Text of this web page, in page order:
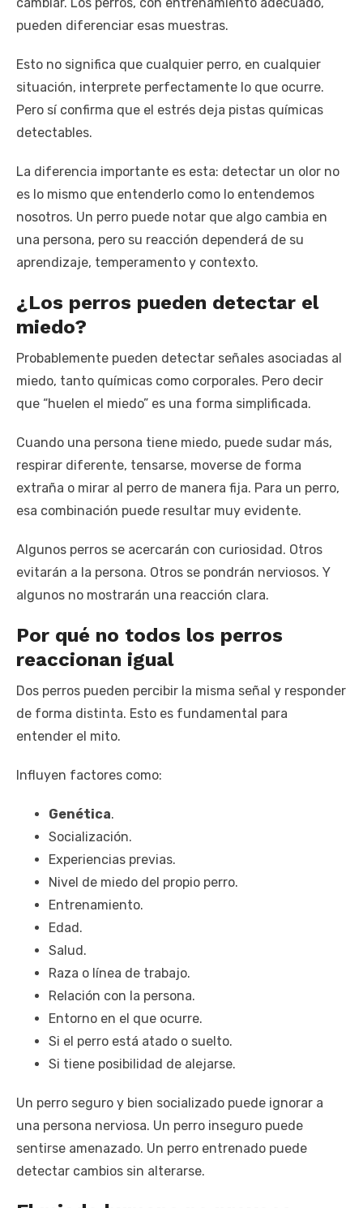
pueden diferenciar esas muestras.
Esto no significa que cualquier perro, en cualquier
situación, interprete perfectamente lo que ocurre.
Pero sí confirma que el estrés deja pistas químicas
detectables.
La diferencia importante es esta: detectar un olor no
es lo mismo que entenderlo como lo entendemos
nosotros. Un perro puede notar que algo cambia en
una persona, pero su reacción dependerá de su
aprendizaje, temperamento y contexto.
¿Los perros pueden detectar el
miedo?
Probablemente pueden detectar señales asociadas al
miedo, tanto químicas como corporales. Pero decir
que “huelen el miedo” es una forma simplificada.
Cuando una persona tiene miedo, puede sudar más,
respirar diferente, tensarse, moverse de forma
extraña o mirar al perro de manera fija. Para un perro,
esa combinación puede resultar muy evidente.
Algunos perros se acercarán con curiosidad. Otros
evitarán a la persona. Otros se pondrán nerviosos. Y
algunos no mostrarán una reacción clara.
Por qué no todos los perros
reaccionan igual
Dos perros pueden percibir la misma señal y responder
de forma distinta. Esto es fundamental para
entender el mito.
Influyen factores como:
Genética.
Socialización.
Experiencias previas.
Nivel de miedo del propio perro.
Entrenamiento.
Edad.
Salud.
Raza o línea de trabajo.
Relación con la persona.
Entorno en el que ocurre.
Si el perro está atado o suelto.
Si tiene posibilidad de alejarse.
Un perro seguro y bien socializado puede ignorar a
una persona nerviosa. Un perro inseguro puede
sentirse amenazado. Un perro entrenado puede
detectar cambios sin alterarse.